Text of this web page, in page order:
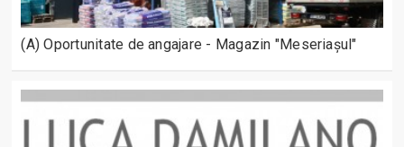
(A) Oportunitate de angajare - Magazin "Meseriașul"